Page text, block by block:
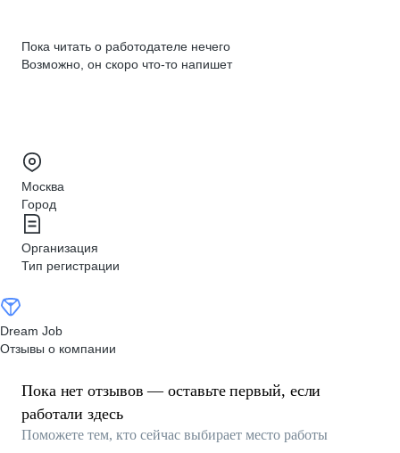
Пока читать о работодателе нечего
Возможно, он скоро что‑то напишет
Москва
Город
Организация
Тип регистрации
Dream Job
Отзывы о компании
Пока нет отзывов — оставьте первый, если
работали здесь
Поможете тем, кто сейчас выбирает место работы